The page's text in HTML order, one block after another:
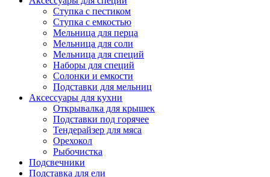
Ступка с пестиком
Ступка с емкостью
Мельница для перца
Мельница для соли
Мельница для специй
Наборы для специй
Солонки и емкости
Подставки для мельниц
Аксессуары для кухни
Открывалка для крышек
Подставки под горячее
Тендерайзер для мяса
Орехокол
Рыбочистка
Подсвечники
Подставка для ели